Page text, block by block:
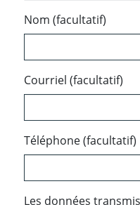
Nom (facultatif)
Courriel (facultatif)
Téléphone (facultatif)
Les données